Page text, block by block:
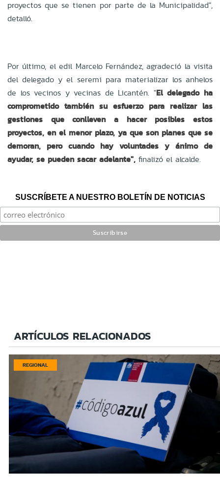
proyectos que se tienen por parte de la Municipalidad",
detalló.
Por último, el edil Marcelo Fernández, agradeció la visita
del delegado y el seremi para materializar los anhelos
de los vecinos y vecinas de Licantén. "El delegado ha
comprometido también su esfuerzo para realizar las
gestiones que conlleven a hacer posibles estos
proyectos, en el menor plazo, ya que son planes que se
demoran, pero cuando hay voluntades y ánimo de
ayudar, se pueden sacar adelante", finalizó el alcalde.
SUSCRÍBETE A NUESTRO BOLETÍN DE NOTICIAS
ARTÍCULOS RELACIONADOS
REGIONAL